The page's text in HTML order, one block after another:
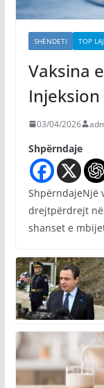
SHËNDETI TOP
Vaksina
03/04/2026
Shpërndaje
ShpërndajeNjë
drejtpërdrejt
shanset e